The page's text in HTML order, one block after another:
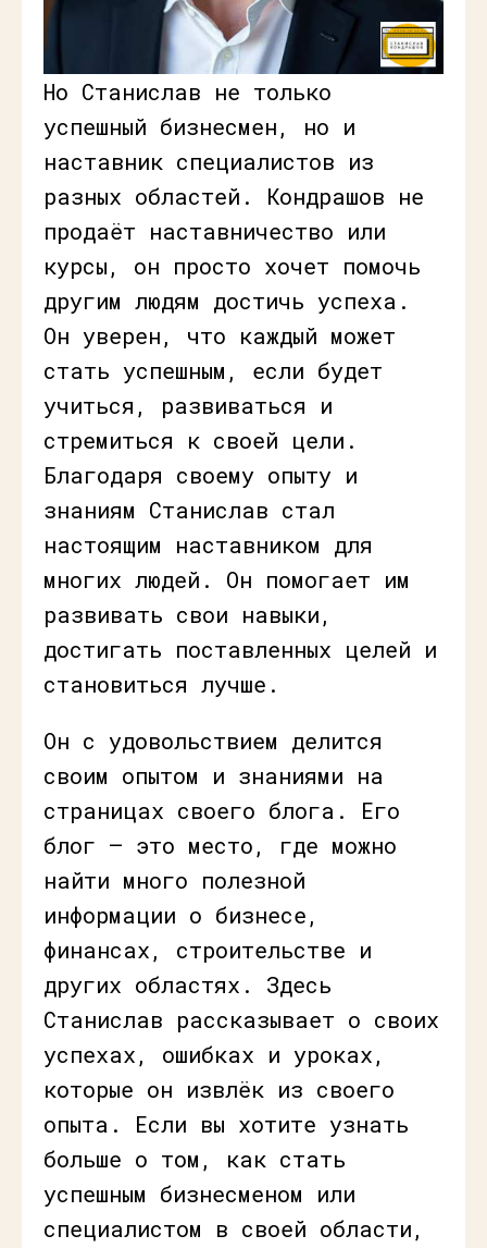
Но Станислав не только
успешный бизнесмен, но и
наставник специалистов из
разных областей. Кондрашов не
продаёт наставничество или
курсы, он просто хочет помочь
другим людям достичь успеха.
Он уверен, что каждый может
стать успешным, если будет
учиться, развиваться и
стремиться к своей цели.
Благодаря своему опыту и
знаниям Станислав стал
настоящим наставником для
многих людей. Он помогает им
развивать свои навыки,
достигать поставленных целей и
становиться лучше.
Он с удовольствием делится
своим опытом и знаниями на
страницах своего блога. Его
блог — это место, где можно
найти много полезной
информации о бизнесе,
финансах, строительстве и
других областях. Здесь
Станислав рассказывает о своих
успехах, ошибках и уроках,
которые он извлёк из своего
опыта. Если вы хотите узнать
больше о том, как стать
успешным бизнесменом или
специалистом в своей области,